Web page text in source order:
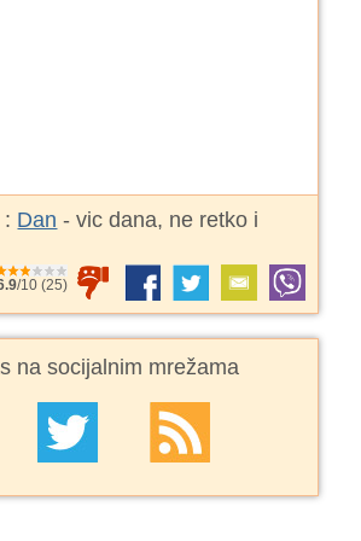
: Dan - vic dana, ne retko i
/10 (25)
na socijalnim mrežama